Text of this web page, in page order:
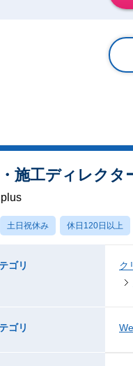
施工ディレクタ
土日祝休み 休日120日以上
ゴリ ク
ゴリ